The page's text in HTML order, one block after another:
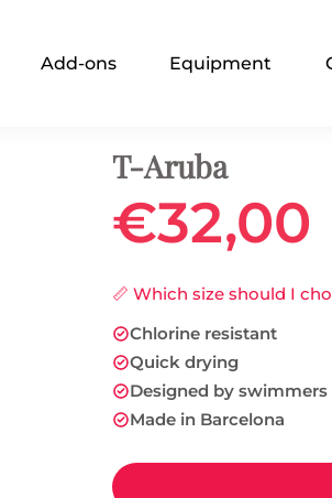
Add-ons Equipment
T-Aruba
€32,00
📏 Which size should I
Chlorine resistant
Quick drying
Designed by swimmers
Made in Barcelona